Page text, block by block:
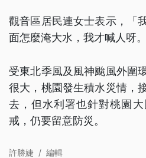
觀音區居民連女士表示，「
面怎麼淹大水，我才喊人呀。
受東北季風及風神颱風外圍
很大，桃園發生積水災情，
去，但水利署也針對桃園
戒，仍要留意防災。
許勝婕 / 編輯